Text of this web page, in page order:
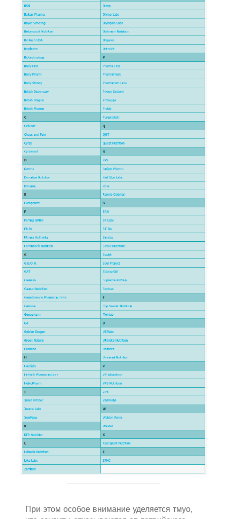
При этом особое внимание уделяется тмуо,